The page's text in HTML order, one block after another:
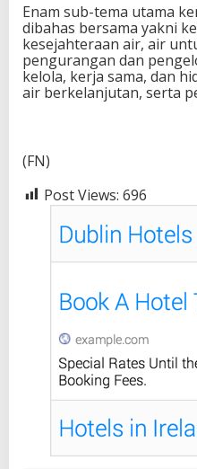
Enam sub-tema utama
dibahas bersama yakni
kesejahteraan air, air
pengurangan dan
kelola, kerja sama, dan
air berkelanjutan, serta
(FN)
Post Views: 696